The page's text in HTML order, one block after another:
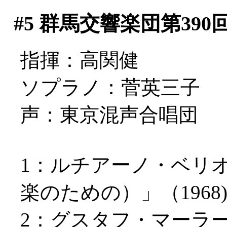
#5 群馬交響楽団第390
指揮：高関健
ソプラノ：菅英三子
声：東京混声合唱団
1：ルチアーノ・ベリ
楽のための）」（1968)
2：グスタフ・マーラ